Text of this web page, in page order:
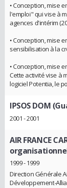
• Conception, mise
l'emploi" qui vise à
agences d'intérim
• Conception, mise
sensibilisation à la
• Conception, mise
Cette activité vise à
logiciel Potentia, le
IPSOS DOM
2001 - 2001
AIR FRANCE
1999 - 1999
Direction Générale
Développement-